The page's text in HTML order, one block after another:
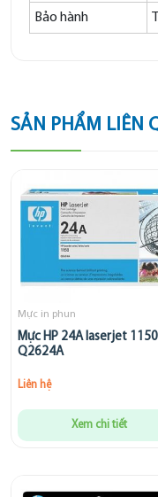
Bảo hành
SẢN PHẨM LIÊN
Mực in phun
Mực HP 24A laserjet 1150
Q2624A
Liên hệ
Xem chi tiết